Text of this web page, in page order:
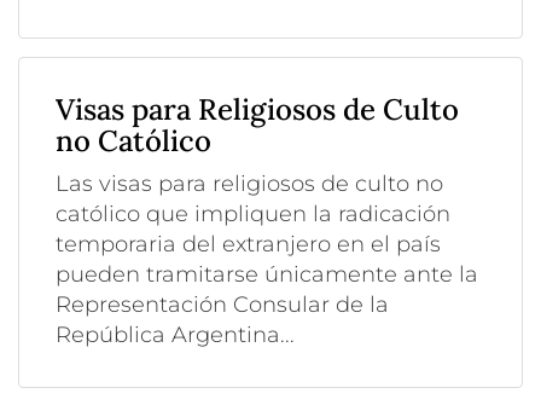
Visas para Religiosos de Culto
no Católico
Las visas para religiosos de culto no
católico que impliquen la radicación
temporaria del extranjero en el país
pueden tramitarse únicamente ante la
Representación Consular de la
República Argentina...